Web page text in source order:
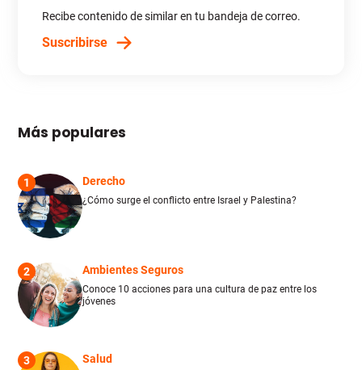
Recibe contenido de similar en tu bandeja de correo.
Suscribirse
Más populares
1 Derecho
¿Cómo surge el conflicto entre Israel y Palestina?
2 Ambientes Seguros
Conoce 10 acciones para una cultura de paz entre los
jóvenes
3 Salud